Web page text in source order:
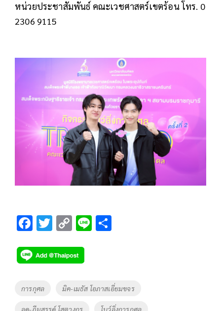
หน่วยประชาสัมพันธ์ คณะเวชศาสตร์เขตร้อน โทร. 0
2306 9115
F
e
b
o
o
T
tt
er
C
p
y
Li
Li
Tags
การกุศล มิค-เมธัส โอภาสเอี่ยมขจร
ลูค-ภีมสรรค์ โสตางกูร โบว์ลิ่งการกุศล